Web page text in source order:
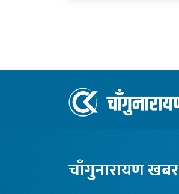
चाँगुनारायण खबर